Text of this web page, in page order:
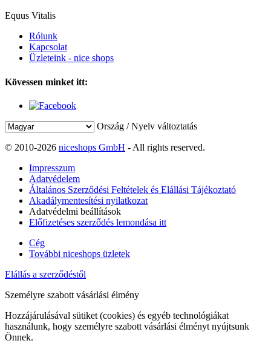
Equus Vitalis
Rólunk
Kapcsolat
Üzleteink - nice shops
Kövessen minket itt:
Ország / Nyelv változtatás
© 2010-2026 niceshops GmbH - All rights reserved.
Impresszum
Adatvédelem
Általános Szerződési Feltételek és Elállási Tájékoztató
Akadálymentesítési nyilatkozat
Adatvédelmi beállítások
Előfizetéses szerződés lemondása itt
Cég
További niceshops üzletek
Elállás a szerződéstől
Személyre szabott vásárlási élmény
Hozzájárulásával sütiket (cookies) és egyéb technológiákat
használunk, hogy személyre szabott vásárlási élményt nyújtsunk
Önnek.